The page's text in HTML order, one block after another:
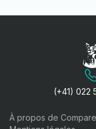
(+41) 022
À propos de